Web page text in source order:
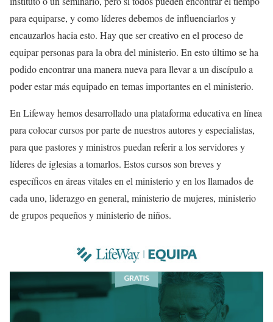
para equiparse, y como líderes debemos de influenciarlos y
encauzarlos hacia esto. Hay que ser creativo en el proceso de
equipar personas para la obra del ministerio. En esto último se ha
podido encontrar una manera nueva para llevar a un discípulo a
poder estar más equipado en temas importantes en el ministerio.
En Lifeway hemos desarrollado una plataforma educativa en línea
para colocar cursos por parte de nuestros autores y especialistas,
para que pastores y ministros puedan referir a los servidores y
líderes de iglesias a tomarlos. Estos cursos son breves y
específicos en áreas vitales en el ministerio y en los llamados de
cada uno, liderazgo en general, ministerio de mujeres, ministerio
de grupos pequeños y ministerio de niños.